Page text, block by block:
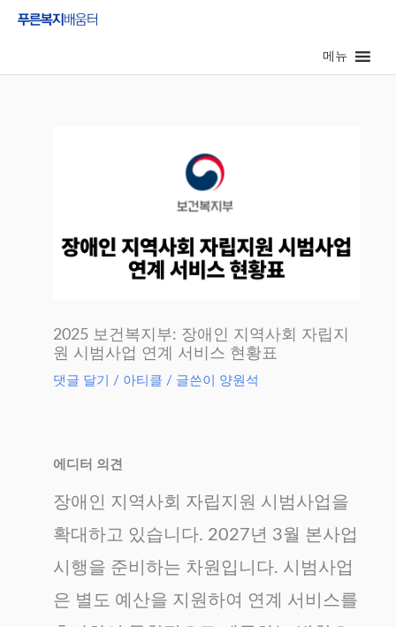
메뉴
2025 보건복지부: 장애인 지역사회 자립지
원 시범사업 연계 서비스 현황표
댓글 달기 / 아티클 / 글쓴이 양원석
에디터 의견
장애인 지역사회 자립지원 시범사업을
확대하고 있습니다. 2027년 3월 본사업
시행을 준비하는 차원입니다. 시범사업
은 별도 예산을 지원하여 연계 서비스를